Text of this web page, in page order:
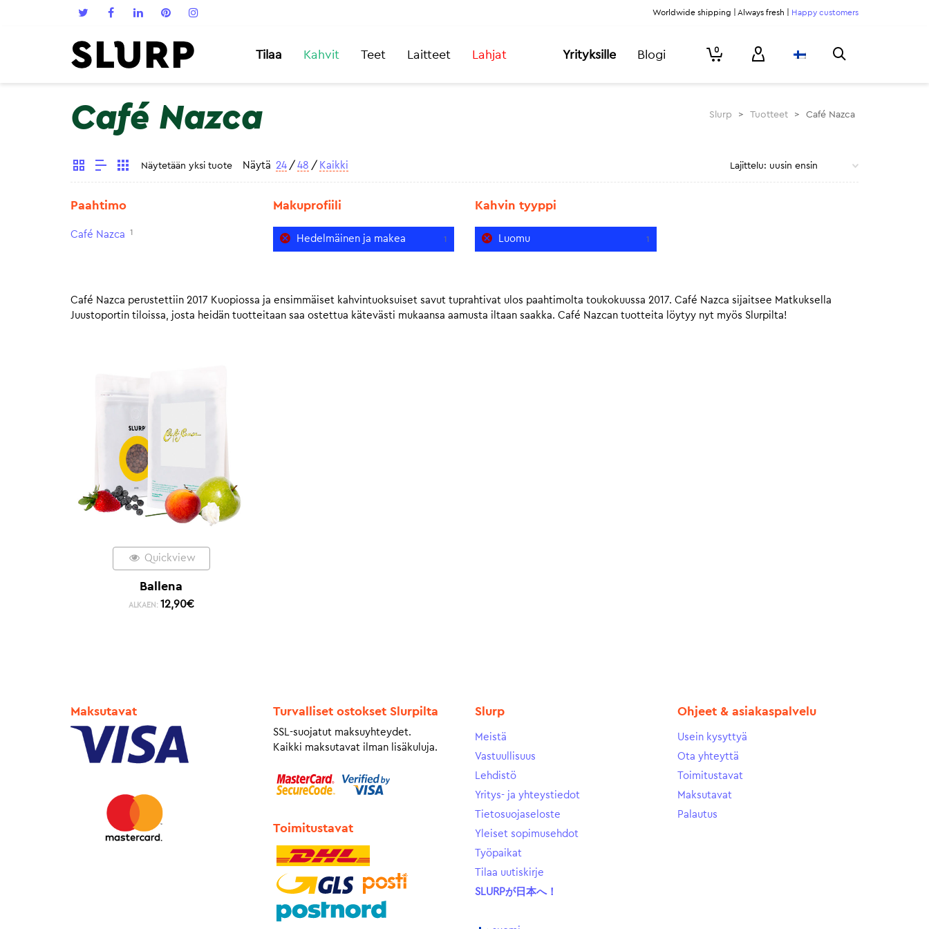
Worldwide shipping | Always fresh | Happy customers
Tilaa Kahvit Teet Laitteet Lahjat Yrityksille Blogi 0
Café Nazca Slurp > Tuotteet > Café Nazca
Näytetään yksi tuote Näytä 24 / 48 / Kaikki
Paahtimo
Café Nazca 1
Makuprofiili
Hedelmäinen ja makea 1
Kahvin tyyppi
Luomu 1
Café Nazca perustettiin 2017 Kuopiossa ja ensimmäiset kahvintuoksuiset savut tuprahtivat ulos paahtimolta toukokuussa 2017. Café Nazca sijaitsee Matkuksella
Juustoportin tiloissa, josta heidän tuotteitaan saa ostettua kätevästi mukaansa aamusta iltaan saakka. Café Nazcan tuotteita löytyy nyt myös Slurpilta!
Quickview
Ballena
ALKAEN: 12,90€
Maksutavat Turvalliset ostokset Slurpilta
SSL-suojatut maksuyhteydet.
Kaikki maksutavat ilman lisäkuluja.
Toimitustavat
Slurp
Meistä
Vastuullisuus
Lehdistö
Yritys- ja yhteystiedot
Tietosuojaseloste
Yleiset sopimusehdot
Työpaikat
Tilaa uutiskirje
SLURPが日本へ！
Ohjeet & asiakaspalvelu
Usein kysyttyä
Ota yhteyttä
Toimitustavat
Maksutavat
Palautus